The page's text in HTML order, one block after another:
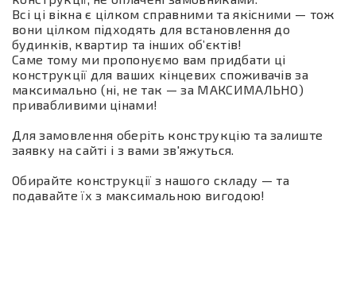
Всі ці вікна є цілком справними та якісними — тож
вони цілком підходять для встановлення до
будинків, квартир та інших об’єктів!
Саме тому ми пропонуємо вам придбати ці
конструкції для ваших кінцевих споживачів за
максимально (ні, не так — за МАКСИМАЛЬНО)
привабливими цінами!
Для замовлення оберіть конструкцію та залиште
заявку на сайті і з вами зв'яжуться.
Обирайте конструкції з нашого складу — та
подавайте їх з максимальною вигодою!